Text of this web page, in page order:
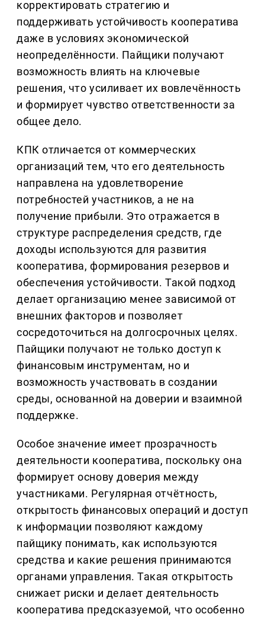
корректировать стратегию и
поддерживать устойчивость кооператива
даже в условиях экономической
неопределённости. Пайщики получают
возможность влиять на ключевые
решения, что усиливает их вовлечённость
и формирует чувство ответственности за
общее дело.
КПК отличается от коммерческих
организаций тем, что его деятельность
направлена на удовлетворение
потребностей участников, а не на
получение прибыли. Это отражается в
структуре распределения средств, где
доходы используются для развития
кооператива, формирования резервов и
обеспечения устойчивости. Такой подход
делает организацию менее зависимой от
внешних факторов и позволяет
сосредоточиться на долгосрочных целях.
Пайщики получают не только доступ к
финансовым инструментам, но и
возможность участвовать в создании
среды, основанной на доверии и взаимной
поддержке.
Особое значение имеет прозрачность
деятельности кооператива, поскольку она
формирует основу доверия между
участниками. Регулярная отчётность,
открытость финансовых операций и доступ
к информации позволяют каждому
пайщику понимать, как используются
средства и какие решения принимаются
органами управления. Такая открытость
снижает риски и делает деятельность
кооператива предсказуемой, что особенно